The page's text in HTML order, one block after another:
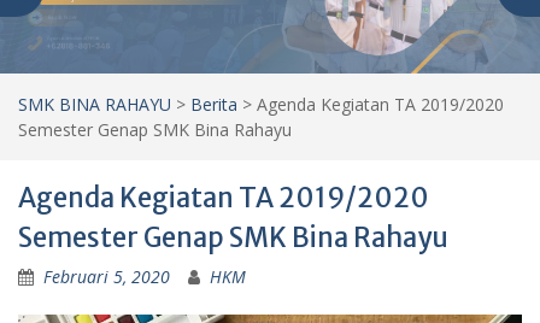
SMK BINA RAHAYU > Berita > Agenda Kegiatan TA 2019/2020
Semester Genap SMK Bina Rahayu
Agenda Kegiatan TA 2019/2020
Semester Genap SMK Bina Rahayu
Februari 5, 2020 HKM